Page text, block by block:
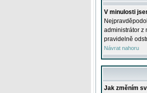
V minulosti
administrátor z
pravidelně
Návrat nahoru
Jak změním